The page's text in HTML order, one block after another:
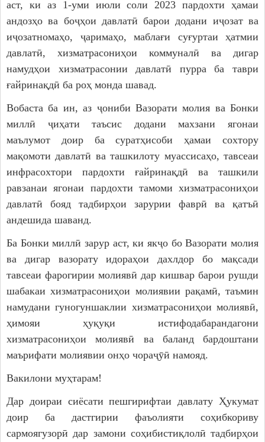
аст, ки аз 1-уми июли соли 2023 пардохти ҳамаи
андозҳо ва боҷҳои давлатӣ барои додани иҷозат ва
иҷозатномаҳо, ҷаримаҳо, маблағи суғуртаи ҳатмии
давлатӣ, хизматрасониҳои коммуналӣ ва дигар
намудҳои хизматрасонии давлатӣ пурра ба таври
ғайринақдӣ ба роҳ монда шавад.
Вобаста ба ин, аз ҷониби Вазорати молия ва Бонки
миллӣ ҷиҳати таъсис додани махзани ягонаи
маълумот доир ба суратҳисоби ҳамаи сохтору
мақомоти давлатӣ ва ташкилоту муассисаҳо, тавсеаи
инфрасохтори пардохти ғайринақдӣ ва ташкили
равзанаи ягонаи пардохти тамоми хизматрасониҳои
давлатӣ бояд тадбирҳои зарурии фаврӣ ва қатъӣ
андешида шаванд.
Ба Бонки миллӣ зарур аст, ки якҷо бо Вазорати молия
ва дигар вазорату идораҳои дахлдор бо мақсади
тавсеаи фарогирии молиявӣ дар кишвар барои рушди
шабакаи хизматрасониҳои молиявии рақамӣ, таъмин
намудани гуногуншаклии хизматрасониҳои молиявӣ,
ҳимояи ҳуқуқи истифодабарандагони
хизматрасониҳои молиявӣ ва баланд бардоштани
маърифати молиявии онҳо чораҷӯӣ намояд.
Вакилони муҳтарам!
Дар доираи сиёсати пешгирифтаи давлату Ҳукумат
доир ба дастгирии фаъолияти соҳибкориву
сармоягузорӣ дар замони соҳибистиқлолӣ тадбирҳои